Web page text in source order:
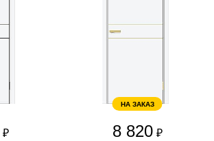
₽
НА ЗАКАЗ
8 820 ₽